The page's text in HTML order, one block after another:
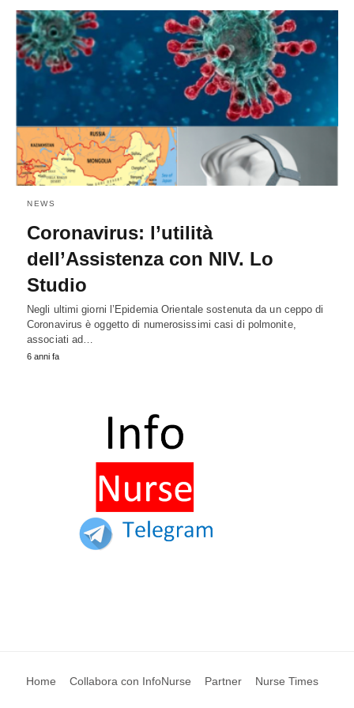
NEWS
Coronavirus: l’utilità
dell’Assistenza con NIV. Lo
Studio
Negli ultimi giorni l’Epidemia Orientale sostenuta da un ceppo di
Coronavirus è oggetto di numerosissimi casi di polmonite,
associati ad…
6 anni fa
Home Collabora con InfoNurse Partner Nurse Times